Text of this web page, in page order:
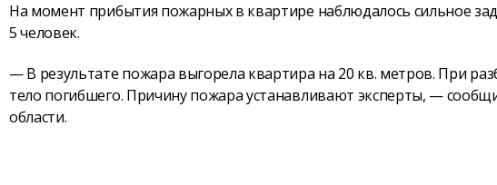
На момент прибытия пожарных в квартире наблюдалось сильное
5 человек.
— В результате пожара выгорела квартира на 20 кв. метров. При
тело погибшего. Причину пожара устанавливают эксперты, —
области.